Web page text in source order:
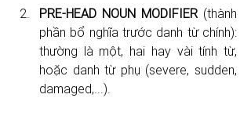
PRE-HEAD NOUN MODIFIER (thành
phần bổ nghĩa trước danh từ chính):
thường là một, hai hay vài tính từ,
hoặc danh từ phụ (severe, sudden,
damaged,...).